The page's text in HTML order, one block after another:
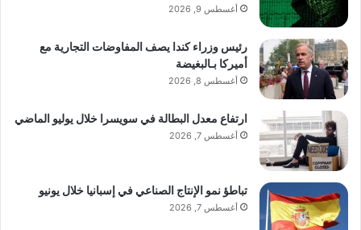
أغسطس 9, 2026
رئيس وزراء كندا يصف المفاوضات التجارية مع
أميركا بـالبغيضة
أغسطس 8, 2026
ارتفاع معدل البطالة في سويسرا خلال يوليو الماضي
أغسطس 7, 2026
تباطؤ نمو الإنتاج الصناعي في إسبانيا خلال يونيو
أغسطس 7, 2026